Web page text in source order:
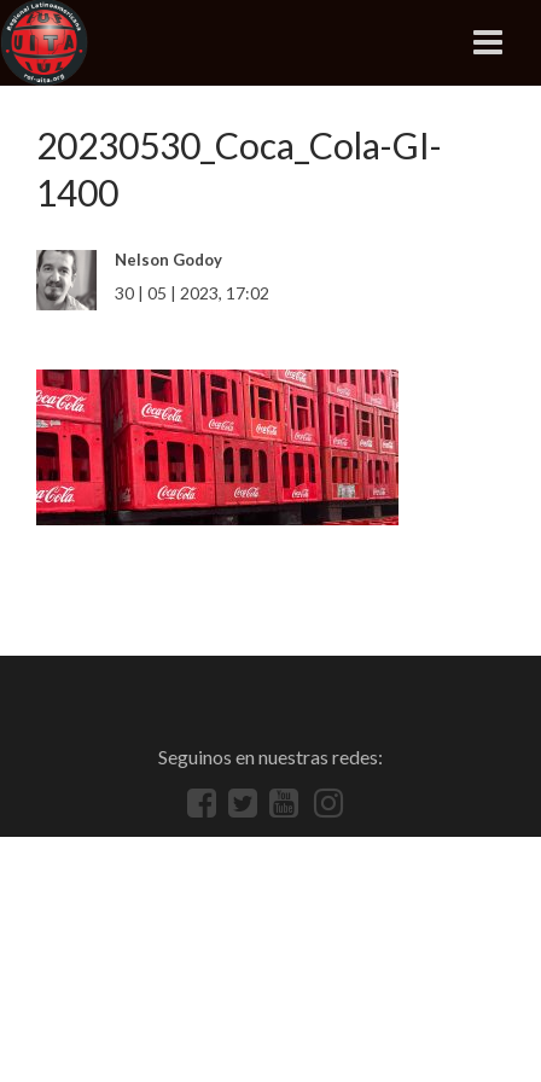
20230530_Coca_Cola-GI-
1400
Nelson Godoy
30 | 05 | 2023, 17:02
Seguinos en nuestras redes: